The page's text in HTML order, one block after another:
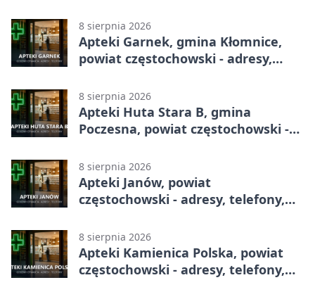
8 sierpnia 2026
Apteki Garnek, gmina Kłomnice,
powiat częstochowski - adresy,
8 sierpnia 2026
Apteki Huta Stara B, gmina
Poczesna, powiat częstochowski -
8 sierpnia 2026
Apteki Janów, powiat
częstochowski - adresy, telefony,
8 sierpnia 2026
Apteki Kamienica Polska, powiat
częstochowski - adresy, telefony,